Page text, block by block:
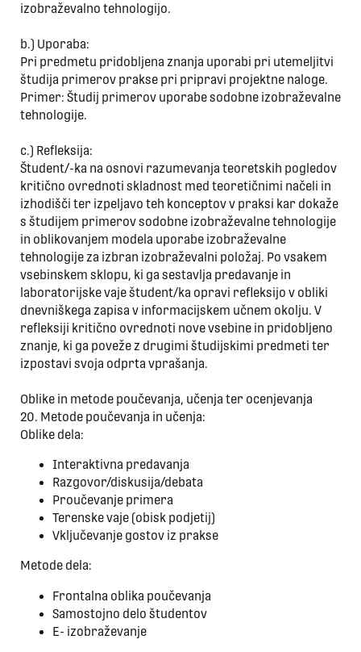
izobraževalno tehnologijo.
b.) Uporaba:
Pri predmetu pridobljena znanja uporabi pri utemeljitvi
študija primerov prakse pri pripravi projektne naloge.
Primer: Študij primerov uporabe sodobne izobraževalne
tehnologije.
c.) Refleksija:
Študent/-ka na osnovi razumevanja teoretskih pogledov
kritično ovrednoti skladnost med teoretičnimi načeli in
izhodišči ter izpeljavo teh konceptov v praksi kar dokaže
s študijem primerov sodobne izobraževalne tehnologije
in oblikovanjem modela uporabe izobraževalne
tehnologije za izbran izobraževalni položaj. Po vsakem
vsebinskem sklopu, ki ga sestavlja predavanje in
laboratorijske vaje študent/ka opravi refleksijo v obliki
dnevniškega zapisa v informacijskem učnem okolju. V
refleksiji kritično ovrednoti nove vsebine in pridobljeno
znanje, ki ga poveže z drugimi študijskimi predmeti ter
izpostavi svoja odprta vprašanja.
Oblike in metode poučevanja, učenja ter ocenjevanja
20. Metode poučevanja in učenja:
Oblike dela:
Interaktivna predavanja
Razgovor/diskusija/debata
Proučevanje primera
Terenske vaje (obisk podjetij)
Vključevanje gostov iz prakse
Metode dela:
Frontalna oblika poučevanja
Samostojno delo študentov
E- izobraževanje